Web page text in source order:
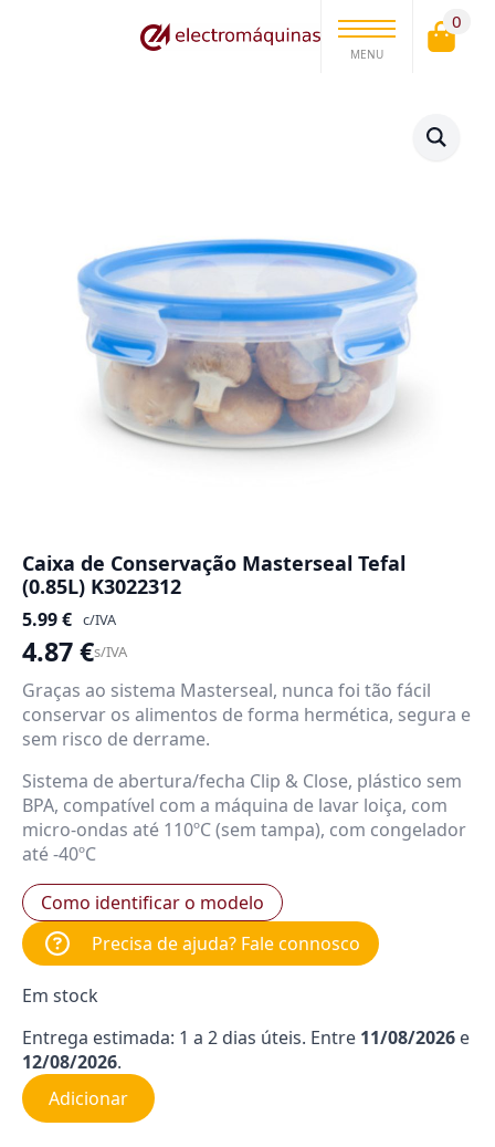
MENU
0
Caixa de Conservação Masterseal Tefal
(0.85L) K3022312
5.99€ c/IVA
4.87€s/IVA
Graças ao sistema Masterseal, nunca foi tão fácil
conservar os alimentos de forma hermética, segura e
sem risco de derrame.
Sistema de abertura/fecha Clip & Close, plástico sem
BPA, compatível com a máquina de lavar loiça, com
micro-ondas até 110ºC (sem tampa), com congelador
até -40ºC
Como identificar o modelo
Precisa de ajuda? Fale connosco
Em stock
Entrega estimada: 1 a 2 dias úteis. Entre 11/08/2026 e
12/08/2026.
Adicionar